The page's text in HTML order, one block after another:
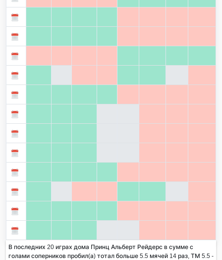
В последних 20 играх дома Принц Альберт Рейдерс в сумме с
голами соперников пробил(а) тотал больше 5.5 мячей 14 раз, ТМ 5.5 -